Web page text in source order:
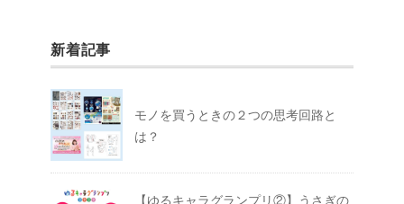
新着記事
モノを買うときの２つの思考回路と
は？
【ゆるキャラグランプリ②】うさぎの